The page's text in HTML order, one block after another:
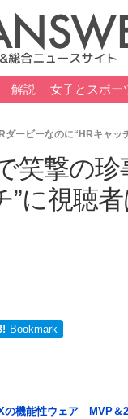
解説 女子とスポー
ービーなのに“HRキャッ
笑撃の
”に視聴
Bookmark
の機能性ウェア MVP